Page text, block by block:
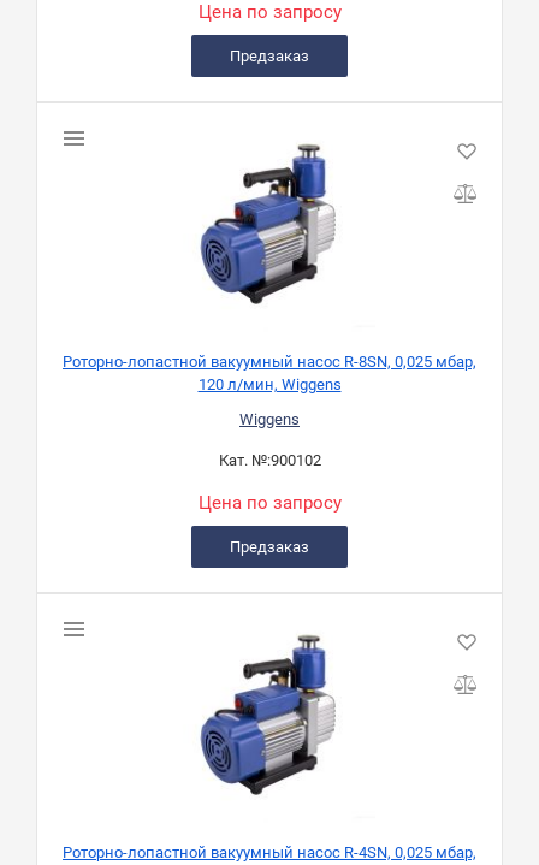
Цена по запросу
Предзаказ
Роторно-лопастной вакуумный насос R-8SN, 0,025 мбар,
120 л/мин, Wiggens
Wiggens
Кат. №:900102
Цена по запросу
Предзаказ
Роторно-лопастной вакуумный насос R-4SN, 0,025 мбар,